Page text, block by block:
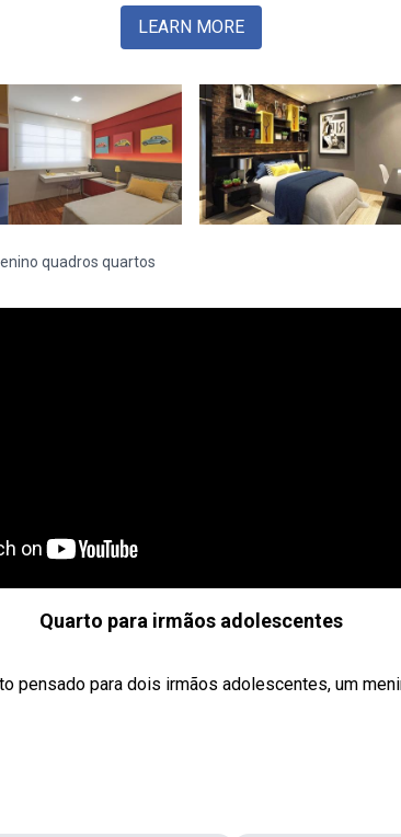
LEARN MORE
quadros quartos
Quarto para irmãos adolescentes
pensado para dois irmãos adolescentes, um